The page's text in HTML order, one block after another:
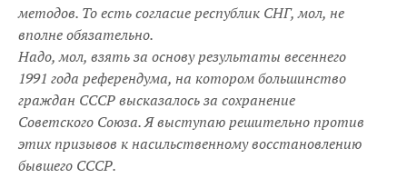
методов. То есть согласие республик СНГ, мол, не
вполне обязательно.
Надо, мол, взять за основу результаты весеннего
1991 года референдума, на котором большинство
граждан СССР высказалось за сохранение
Советского Союза. Я выступаю решительно против
этих призывов к насильственному восстановлению
бывшего СССР.